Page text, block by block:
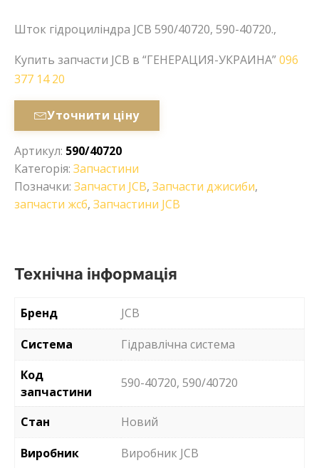
Шток гідроциліндра JCB 590/40720, 590-40720.,
Купить запчасти JCB в “ГЕНЕРАЦИЯ-УКРАИНА”096
377 14 20
Уточнити ціну
Артикул: 590/40720
Категорія: Запчастини
Позначки: Запчасти JCB, Запчасти джисиби,
запчасти жсб, Запчастини JCB
Технічна інформація
Бренд
JCB
Система
Гідравлічна система
Код
запчастини
590-40720, 590/40720
Стан
Новий
Виробник
Виробник JCB